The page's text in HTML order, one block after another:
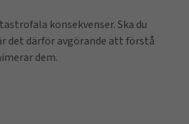
konsekvenser. Ska du
det därför avgörande att förstå
dem.